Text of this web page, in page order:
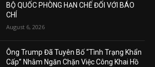
BỘ QUỐC PHÒNG HẠN CHẾ ĐỐI VỚI BÁO
CHÍ
August 6, 2026
Ông Trump Đã Tuyên Bố “Tình Trạng Khẩn
Cấp” Nhằm Ngăn Chặn Việc Công Khai Hồ